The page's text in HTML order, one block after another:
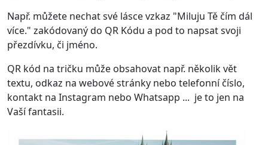
Např. můžete nechat své lásce vzkaz "Miluju Tě čím dál
více." zakódovaný do QR Kódu a pod to napsat svoji
přezdívku, či jméno.
QR kód na tričku může obsahovat např. několik vět
textu, odkaz na webové stránky nebo telefonní číslo,
kontakt na Instagram nebo Whatsapp ... je to jen na
Vaší fantasii.